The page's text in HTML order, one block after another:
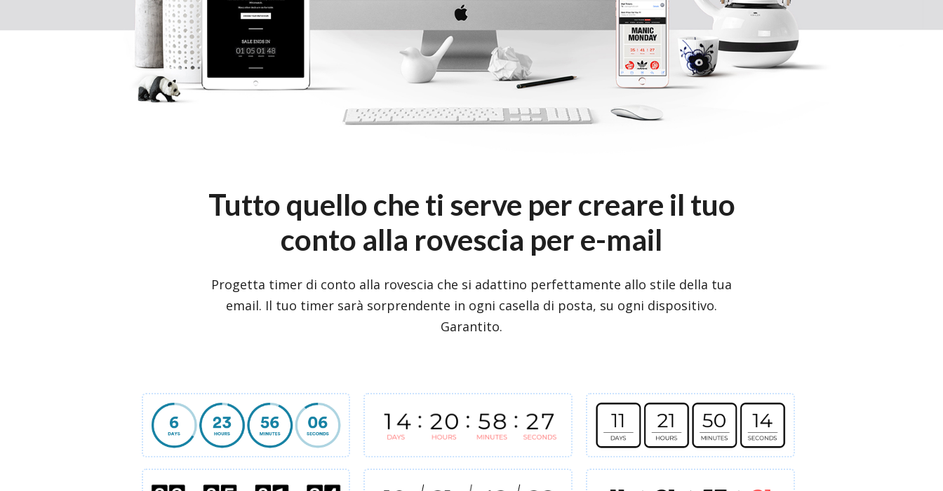
Tutto quello che ti serve per creare il tuo
conto alla rovescia per e-mail
Progetta timer di conto alla rovescia che si adattino perfettamente allo stile della tua
email. Il tuo timer sarà sorprendente in ogni casella di posta, su ogni dispositivo.
Garantito.